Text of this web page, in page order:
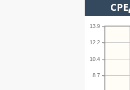
8.7
10.4
12.2
13.9